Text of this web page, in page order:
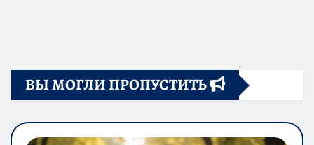
ВЫ МОГЛИ ПРОПУСТИТЬ